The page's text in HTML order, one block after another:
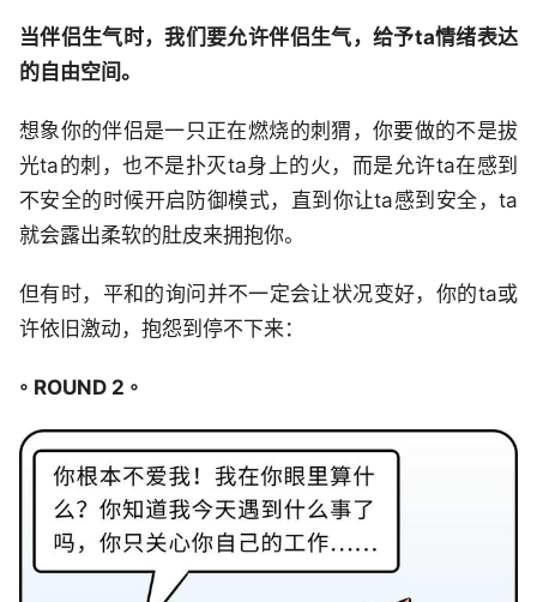
当伴侣生气时，我们要允许伴侣生气，给予ta情绪表达
的自由空间。
想象你的伴侣是一只正在燃烧的刺猬，你要做的不是拔
光ta的刺，也不是扑灭ta身上的火，而是允许ta在感到
不安全的时候开启防御模式，直到你让ta感到安全，ta
就会露出柔软的肚皮来拥抱你。
但有时，平和的询问并不一定会让状况变好，你的ta或
许依旧激动，抱怨到停不下来：
◦ ROUND 2 ◦